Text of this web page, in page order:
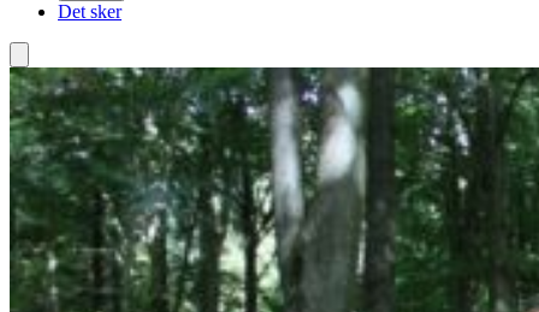
Det sker